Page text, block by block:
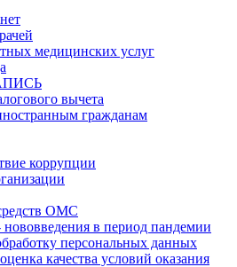
медицинских услуг
вычета
гражданам
коррупции
ОМС
в период пандемии
персональных данных
качества условий оказания